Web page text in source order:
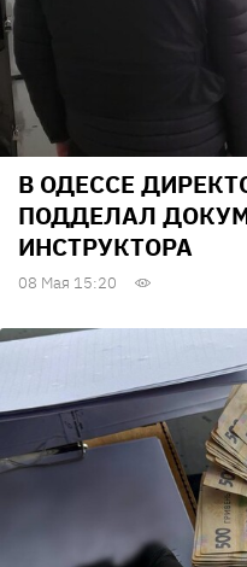
В ОДЕССЕ
ПОДДЕЛАЛ
ИНСТРУКТОРА
08 Мая 15:20